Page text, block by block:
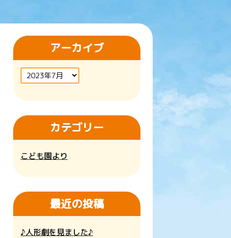
アーカイブ
カテゴリー
こども園より
最近の投稿
♪人形劇を見ました♪